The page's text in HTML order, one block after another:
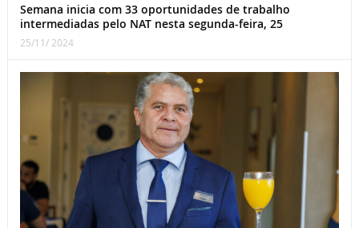
Semana inicia com 33 oportunidades de trabalho
intermediadas pelo NAT nesta segunda-feira, 25
25/11/ 2024